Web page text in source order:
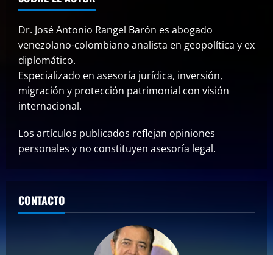
Dr. José Antonio Rangel Barón es abogado
venezolano-colombiano analista en geopolítica y ex
diplomático.
Especializado en asesoría jurídica, inversión,
migración y protección patrimonial con visión
internacional.
Los artículos publicados reflejan opiniones
personales y no constituyen asesoría legal.
CONTACTO